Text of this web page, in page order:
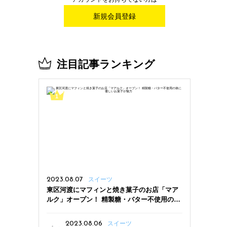
新規会員登録
注目記事ランキング
2023.08.07 スイーツ
東区河渡にマフィンと焼き菓子のお店「マア
ルク」オープン！ 精製糖・バター不使用の体
2023.08.06
スイーツ